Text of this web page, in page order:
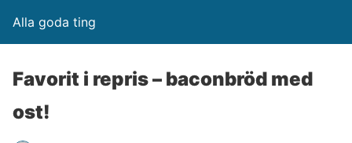
Alla goda ting
Favorit i repris – baconbröd med
ost!